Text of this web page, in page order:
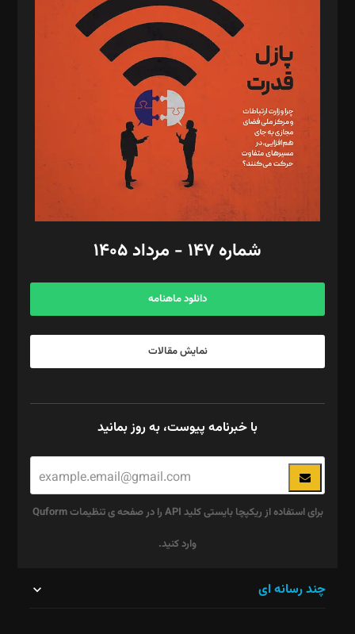
د‌بیر تحریریه آنلاین: بابک نقاش
تحریریه‌: مجتبی محمود‌ی، آرش برهمند، یسنا امان‌پور، سروش کرمیان،
مصطفی مسجدی آرانی، ابوالفضل رجبی، زهرا فکرانه، فائزه فتحی
رستمی،مصطفی باستان
ویرایش: نگار استاد‌‌آقا
طراح یونیفرم: مجید توکلی
فیلمبرداری و عکاسی: امیر شفیعی، مانی لطفی زاده
گرافیک و صفحه‌آرایی: سید‌سبحان‌علی ثابت
مد‌یر توسعه تجاری: کامبیز برید‌
امور مالی: شاپور رهبری، محمد‌ کاظمی‌نیا
آگهی و مشترکین: ۰۹۱۹۹۹۹۰۴۵۴
شماره ۱۴۷ - مرداد ۱۴۰۵
دانلود ماهنامه
نمایش مقالات
با خبرنامه پیوست، به روز بمانید
برای استفاده از ریکپچا بایستی کلید API را در صفحه ی تنظیمات Quform
وارد کنید.
چند رسانه ای